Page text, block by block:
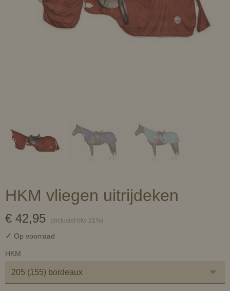
HKM vliegen uitrijdeken
€ 42,95 (inclusief btw 21%)
✓ Op voorraad
HKM